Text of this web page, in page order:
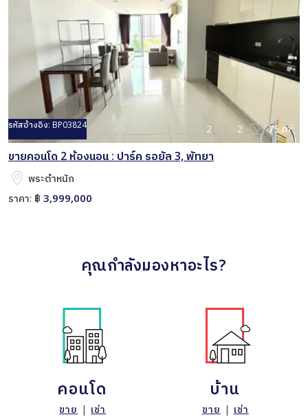
รหัสอ้างอิง: BP03824 2 2 75 m²
ขายคอนโด 2 ห้องนอน : ปาร์ค รอยัล 3, พัทยา
พระตำหนัก
ราคา: ฿ 3,999,000
คุณกำลังมองหาอะไร?
คอนโด
ขาย | เช่า
บ้าน
ขาย | เช่า